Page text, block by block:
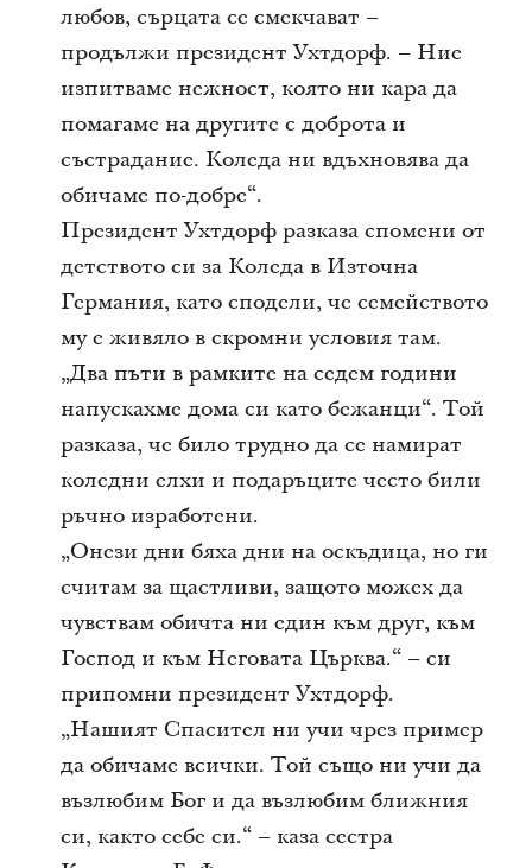
любов, сърцата се смекчават –
продължи президент Ухтдорф. – Ние
изпитваме нежност, която ни кара да
помагаме на другите с доброта и
състрадание. Коледа ни вдъхновява да
обичаме по-добре“.
Президент Ухтдорф разказа спомени от
детството си за Коледа в Източна
Германия, като сподели, че семейството
му е живяло в скромни условия там.
„Два пъти в рамките на седем години
напускахме дома си като бежанци“. Той
разказа, че било трудно да се намират
коледни елхи и подаръците често били
ръчно изработени.
„Онези дни бяха дни на оскъдица, но ги
считам за щастливи, защото можех да
чувствам обичта ни един към друг, към
Господ и към Неговата Църква.“ – си
припомни президент Ухтдорф.
„Нашият Спасител ни учи чрез пример
да обичаме всички. Той също ни учи да
възлюбим Бог и да възлюбим ближния
си, както себе си.“ – каза сестра